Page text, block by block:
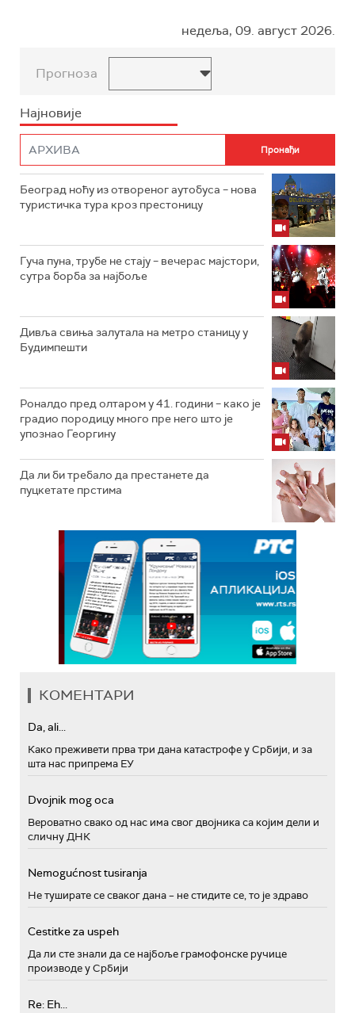
недеља, 09. август 2026.
Прогноза
Најновије
Београд ноћу из отвореног аутобуса – нова
туристичка тура кроз престоницу
Гуча пуна, трубе не стају – вечерас мајстори,
сутра борба за најбоље
Дивља свиња залутала на метро станицу у
Будимпешти
Роналдо пред олтаром у 41. години – како је
градио породицу много пре него што је
упознао Георгину
Да ли би требало да престанете да
пуцкетате прстима
КОМЕНТАРИ
Da, ali...
Како преживети прва три дана катастрофе у Србији, и за
шта нас припрема ЕУ
Dvojnik mog oca
Вероватно свако од нас има свог двојника са којим дели и
сличну ДНК
Nemogućnost tusiranja
Не туширате се сваког дана – не стидите се, то је здраво
Cestitke za uspeh
Да ли сте знали да се најбоље грамофонске ручице
производе у Србији
Re: Eh...